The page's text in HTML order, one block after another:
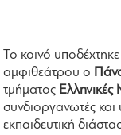
Το κοινό
αμφιθεάτρου ο
τμήματος Ελληνικές
συνδιοργανωτές και
εκπαιδευτική